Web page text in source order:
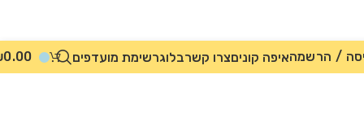
/ הרשמהאיפה קוניםצרו קשרבלוגרשימת מועדפים 0.00